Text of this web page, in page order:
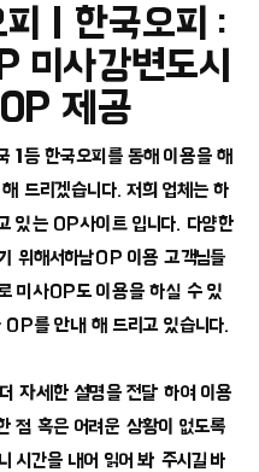
피 | 한국오피 :
미사강변도시
OP 제공
1등 한국오피를 통해 이용을 해
드리겠습니다. 저희 업체는 하
있는 OP사이트 입니다. 다양한
위해서하남OP 이용 고객님들
미사OP도 이용을 하실 수 있
OP를 안내 해 드리고 있습니다.
자세한 설명을 전달 하여 이용
점 혹은 어려운 상황이 없도록
시간을 내어 읽어 봐 주시길 바